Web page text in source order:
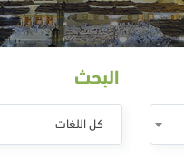
البحث
كل اللغات